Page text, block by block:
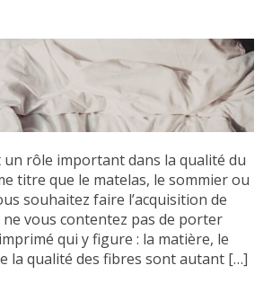
un rôle important dans la qualité du
titre que le matelas, le sommier ou
souhaitez faire l’acquisition de
vous contentez pas de porter
qui y figure : la matière, le
la qualité des fibres sont autant […]